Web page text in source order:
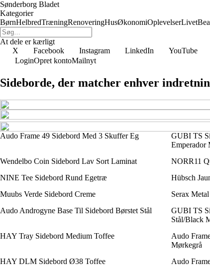
Sønderborg Bladet
Kategorier
BørnHelbredTræningRenoveringHusØkonomiOplevelserLivet
At dele er kærligt
X
Facebook Instagram LinkedIn YouTube
LoginOpret kontoMailnyt
Sideborde, der matcher enhver
Audo Frame 49 Sidebord Med 3 Skuffer Eg
GUBI TS
Emperador
Wendelbo Coin Sidebord Lav Sort Laminat
NORR11
NINE Tee Sidebord Rund Egetræ
Hübsch
Muubs Verde Sidebord Creme
Serax
Audo Androgyne Base Til Sidebord Børstet Stål
GUBI TS
Stål/Black
HAY Tray Sidebord Medium Toffee
Audo
Mørkegrå
HAY DLM Sidebord Ø38 Toffee
Audo